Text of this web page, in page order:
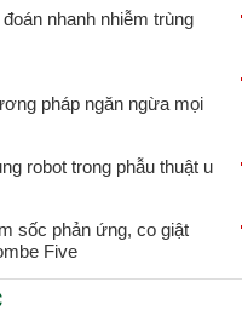
nhanh nhiễm trùng
pháp ngăn ngừa mọi
robot trong phẫu thuật u
sốc phản ứng, co giật
Five